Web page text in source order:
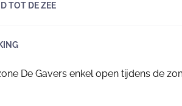
TOT DE ZEE
De Gavers enkel open tijdens de